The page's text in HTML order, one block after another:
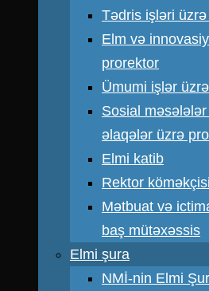
Tədris işləri
Elm və
prorektor
Ümumi işlər
Sosial
əlaqələr üzrə
Elmi katib
Rektor köməkçisi
Mətbuat və
baş mütəxəssis
Elmi şura
NMİ-nin Elmi